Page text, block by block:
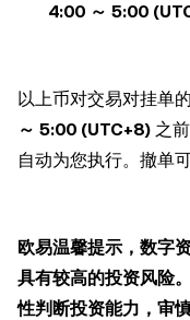
4:00 ～ 5:00
以上币对交易对挂单
～ 5:00 (UTC+8) 之
自动为您执行。撤单
欧易温馨提示，数字
具有较高的投资风险
性判断投资能力，审